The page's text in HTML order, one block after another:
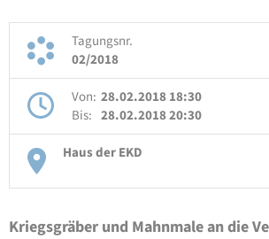
Tagungsnr.
02/2018
Von: 28.02.2018 18:30
Bis: 28.02.2018 20:30
Haus der EKD
Kriegsgräber und Mahnmale an die